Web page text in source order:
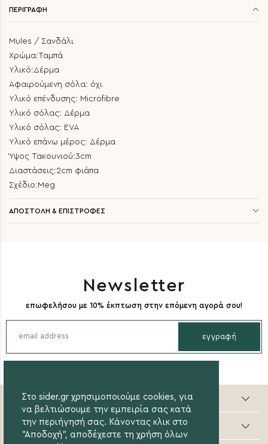
Στο sider.gr χρησιμοποιούμε cookies, για
να βελτιώσουμε την εμπειρία σας κατά
την περιήγησή σας. Κάνοντας κλικ στο
"Αποδοχή", αποδέχεστε τη χρήση όλων
ΠΕΡΙΓΡΑΦΗ
Mules / Σανδάλι
Χρώμα:Ταμπά
Υλικό:Δέρμα
Αφαιρούμενη σόλα: όχι
Υλικό επένδυσης: Microfibre
Υλικό σόλας: Δέρμα
Υλικό σόλας: EVA
Υλικό επάνω μέρος: Δέρμα
Ύψος Τακουνιού:3cm
Διαστάσεις:2cm φιάπα
Σχέδιο:Meg
ΑΠΟΣΤΟΛΗ & ΕΠΙΣΤΡΟΦΕΣ
Newsletter
επωφελήσου με 10% έκπτωση στην επόμενη αγορά σου!
εγγραφή
Sider valuable steps
Online Αγορές